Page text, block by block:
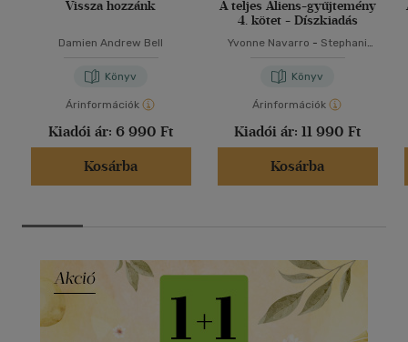
Vissza hozzánk
Damien Andrew Bell
Könyv
Árinformációk
Kiadói ár: 6 990 Ft
Kosárba
A teljes Aliens-gyűjtemény
4. kötet - Díszkiadás
Yvonne Navarro - Stephani
Könyv
Árinformációk
Kiadói ár: 11 990 Ft
Kosárba